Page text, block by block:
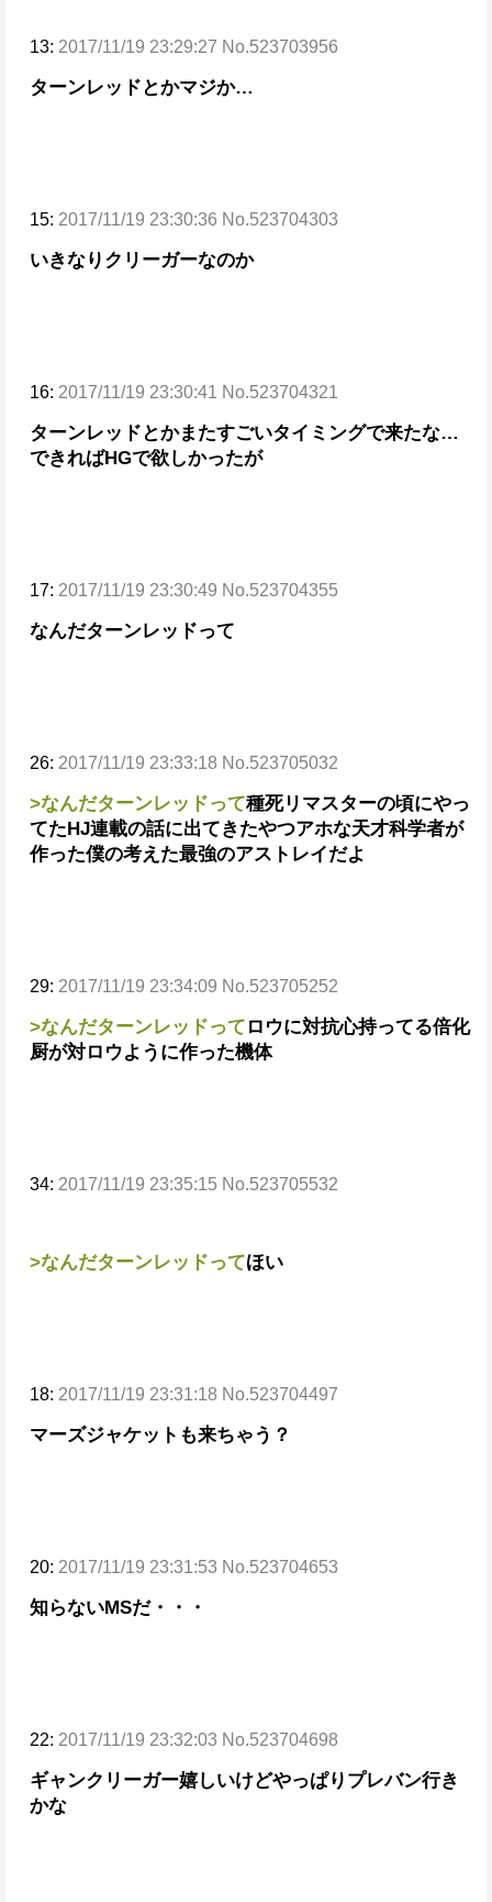
13: 2017/11/19 23:29:27 No.523703956
ターンレッドとかマジか…
15: 2017/11/19 23:30:36 No.523704303
いきなりクリーガーなのか
16: 2017/11/19 23:30:41 No.523704321
ターンレッドとかまたすごいタイミングで来たな…
できればHGで欲しかったが
17: 2017/11/19 23:30:49 No.523704355
なんだターンレッドって
26: 2017/11/19 23:33:18 No.523705032
>なんだターンレッドって種死リマスターの頃にやっ
てたHJ連載の話に出てきたやつアホな天才科学者が
作った僕の考えた最強のアストレイだよ
29: 2017/11/19 23:34:09 No.523705252
>なんだターンレッドって ロウに対抗心持ってる倍化
厨が対ロウように作った機体
34: 2017/11/19 23:35:15 No.523705532
>なんだターンレッドってほい
18: 2017/11/19 23:31:18 No.523704497
マーズジャケットも来ちゃう？
20: 2017/11/19 23:31:53 No.523704653
知らないMSだ・・・
22: 2017/11/19 23:32:03 No.523704698
ギャンクリーガー嬉しいけどやっぱりプレバン行き
かな